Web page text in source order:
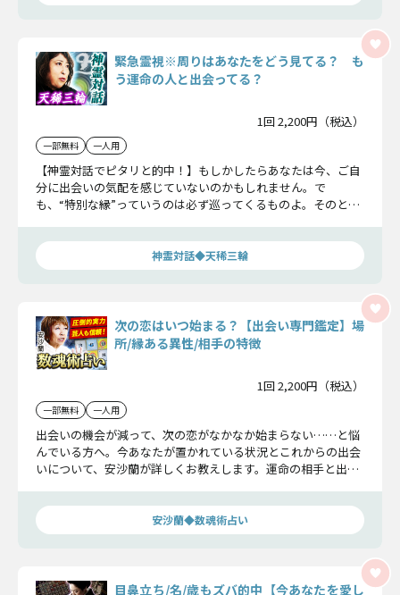
緊急霊視※周りはあなたをどう見てる？ も
う運命の人と出会ってる？
1回 2,200円（税込）
一部無料 一人用
【神霊対話でピタリと的中！】もしかしたらあなたは今、ご自
分に出会いの気配を感じていないのかもしれません。で
も、“特別な縁”っていうのは必ず巡ってくるものよ。そのとき
たものを、ズバリお伝えするわね。
神霊対話◆天稀三輪
次の恋はいつ始まる？【出会い専門鑑定】場
所/縁ある異性/相手の特徴
1回 2,200円（税込）
一部無料 一人用
出会いの機会が減って、次の恋がなかなか始まらない……と悩
んでいる方へ。今あなたが置かれている状況とこれからの出会
いについて、安沙蘭が詳しくお教えします。運命の相手と出会
くない人は必見です！
安沙蘭◆数魂術占い
目鼻立ち/名/歳もズバ的中【今あなたを愛し